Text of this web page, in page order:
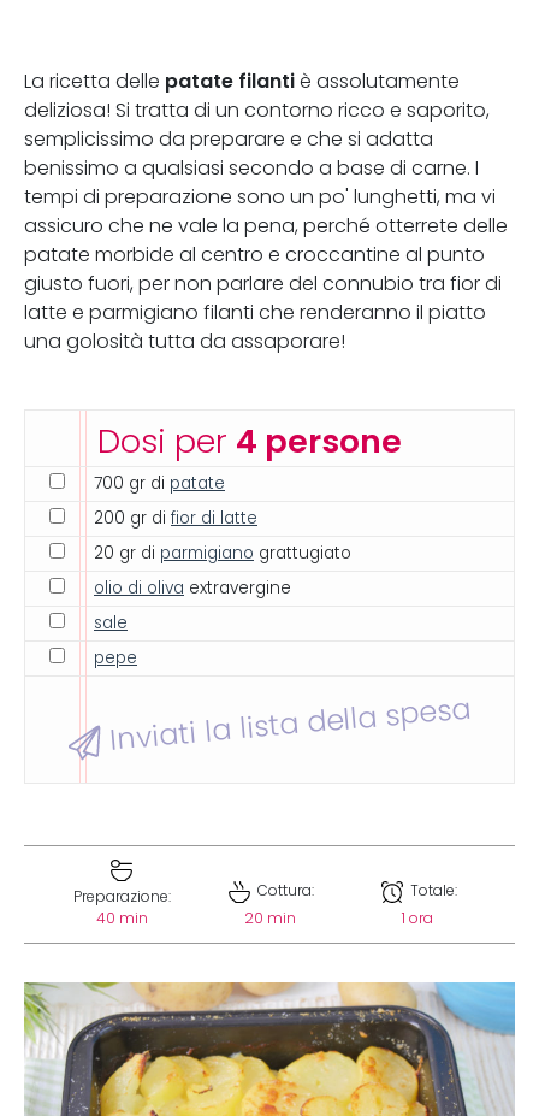
La ricetta delle patate filanti è assolutamente
deliziosa! Si tratta di un contorno ricco e saporito,
semplicissimo da preparare e che si adatta
benissimo a qualsiasi secondo a base di carne. I
tempi di preparazione sono un po' lunghetti, ma vi
assicuro che ne vale la pena, perché otterrete delle
patate morbide al centro e croccantine al punto
giusto fuori, per non parlare del connubio tra fior di
latte e parmigiano filanti che renderanno il piatto
una golosità tutta da assaporare!
Dosi per 4 persone
700 gr di patate
200 gr di fior di latte
20 gr di parmigiano grattugiato
olio di oliva extravergine
sale
pepe
Inviati la lista della spesa
Preparazione:
40 min
Cottura:
20 min
Totale:
1 ora